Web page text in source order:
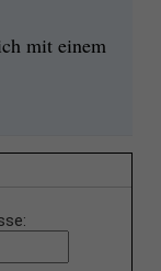
mit einem